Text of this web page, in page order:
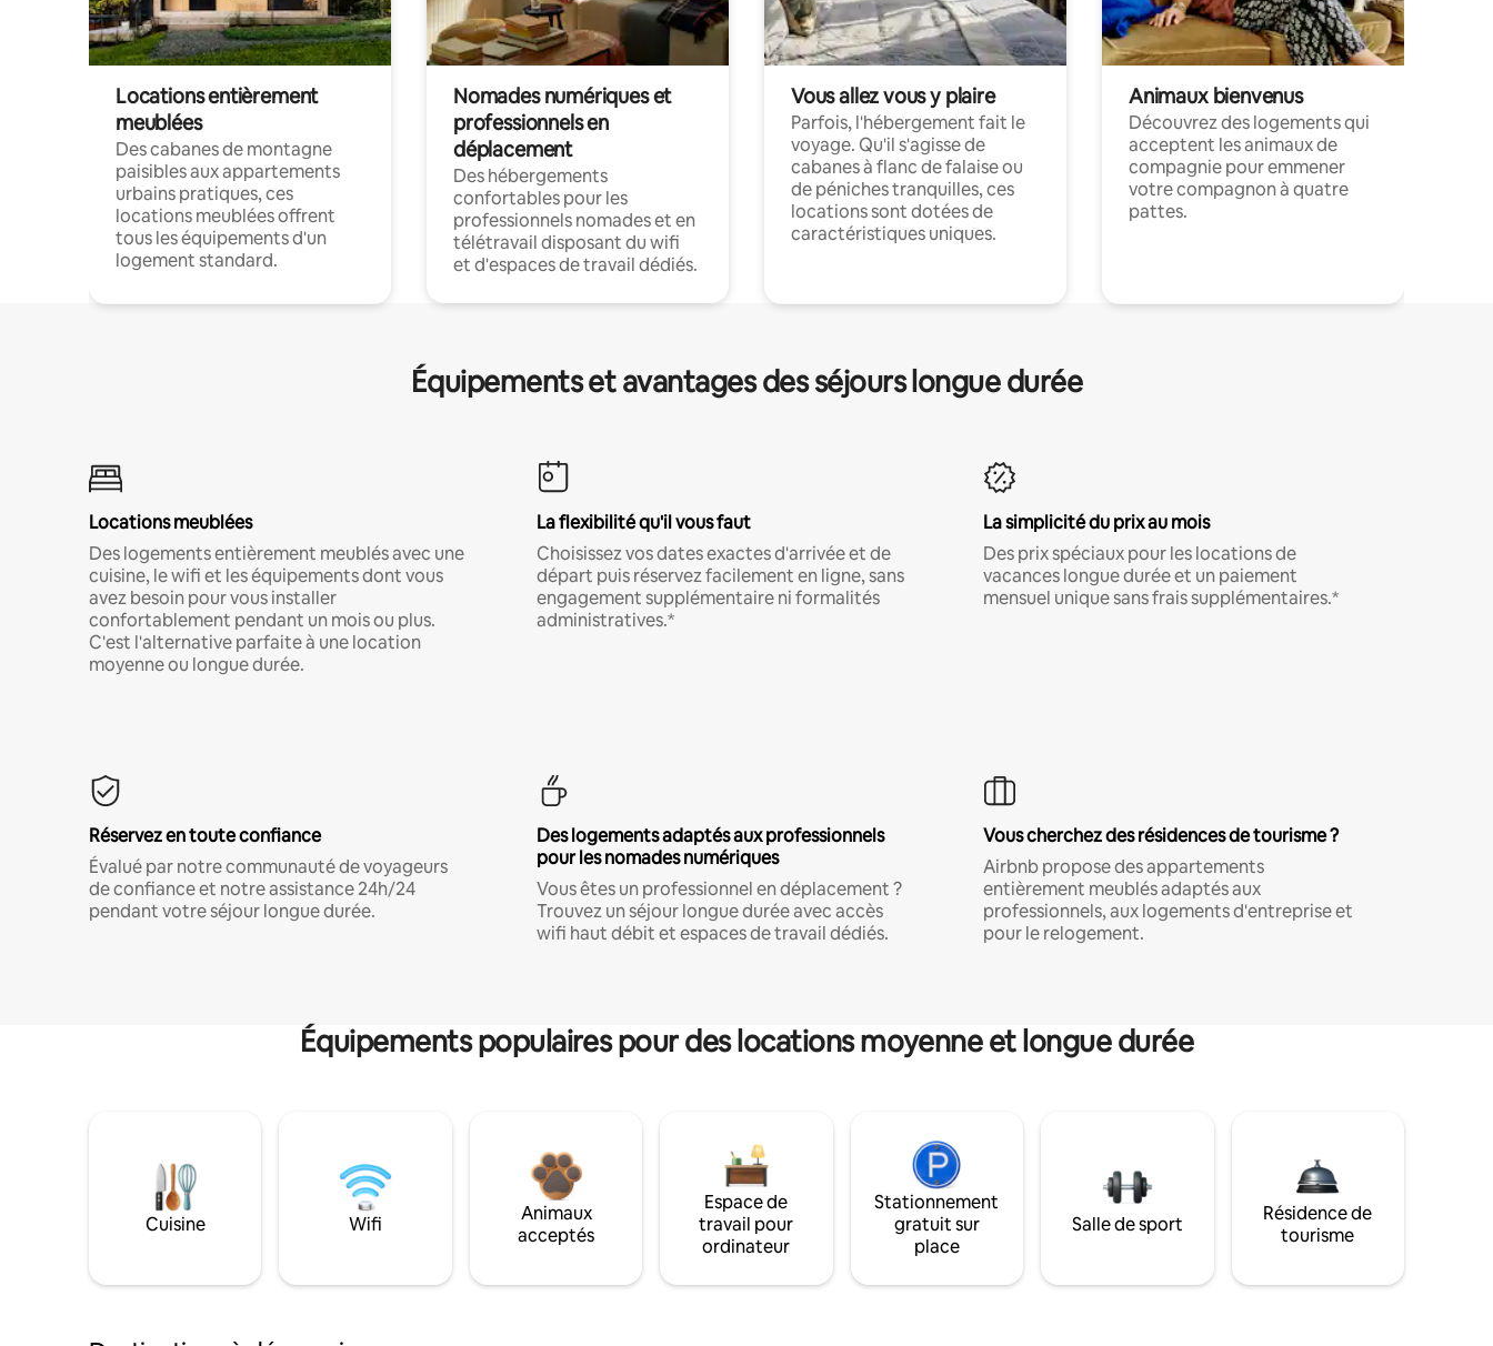
Locations entièrement
meublées
Des cabanes de montagne
paisibles aux appartements
urbains pratiques, ces
locations meublées offrent
tous les équipements d'un
logement standard.
Nomades numériques et
professionnels en
déplacement
Des hébergements
confortables pour les
professionnels nomades et en
télétravail disposant du wifi
et d'espaces de travail dédiés.
Vous allez vous y plaire
Parfois, l'hébergement fait le
voyage. Qu'il s'agisse de
cabanes à flanc de falaise ou
de péniches tranquilles, ces
locations sont dotées de
caractéristiques uniques.
Animaux bienvenus
Découvrez des logements qui
acceptent les animaux de
compagnie pour emmener
votre compagnon à quatre
pattes.
Équipements et avantages des séjours longue durée
Locations meublées
Des logements entièrement meublés avec une
cuisine, le wifi et les équipements dont vous
avez besoin pour vous installer
confortablement pendant un mois ou plus.
C'est l'alternative parfaite à une location
moyenne ou longue durée.
La flexibilité qu'il vous faut
Choisissez vos dates exactes d'arrivée et de
départ puis réservez facilement en ligne, sans
engagement supplémentaire ni formalités
administratives.*
La simplicité du prix au mois
Des prix spéciaux pour les locations de
vacances longue durée et un paiement
mensuel unique sans frais supplémentaires.*
Réservez en toute confiance
Évalué par notre communauté de voyageurs
de confiance et notre assistance 24h/24
pendant votre séjour longue durée.
Des logements adaptés aux professionnels
pour les nomades numériques
Vous êtes un professionnel en déplacement ?
Trouvez un séjour longue durée avec accès
wifi haut débit et espaces de travail dédiés.
Vous cherchez des résidences de tourisme ?
Airbnb propose des appartements
entièrement meublés adaptés aux
professionnels, aux logements d'entreprise et
pour le relogement.
Équipements populaires pour des locations moyenne et longue durée
Cuisine Wifi
Animaux
acceptés
Espace de
travail pour
ordinateur
Stationnement
gratuit sur
place
Salle de sport
Résidence de
tourisme